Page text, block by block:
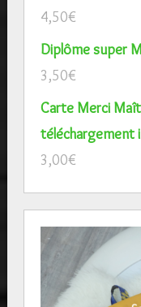
4,50€
Diplôme super
3,50€
Carte Merci
téléchargement
3,00€